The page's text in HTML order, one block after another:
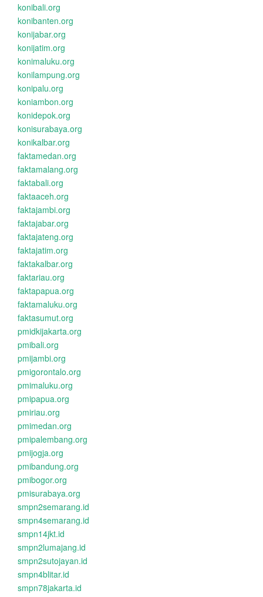
konibali.org
konibanten.org
konijabar.org
konijatim.org
konimaluku.org
konilampung.org
konipalu.org
koniambon.org
konidepok.org
konisurabaya.org
konikalbar.org
faktamedan.org
faktamalang.org
faktabali.org
faktaaceh.org
faktajambi.org
faktajabar.org
faktajateng.org
faktajatim.org
faktakalbar.org
faktariau.org
faktapapua.org
faktamaluku.org
faktasumut.org
pmidkijakarta.org
pmibali.org
pmijambi.org
pmigorontalo.org
pmimaluku.org
pmipapua.org
pmiriau.org
pmimedan.org
pmipalembang.org
pmijogja.org
pmibandung.org
pmibogor.org
pmisurabaya.org
smpn2semarang.id
smpn4semarang.id
smpn14jkt.id
smpn2lumajang.id
smpn2sutojayan.id
smpn4blitar.id
smpn78jakarta.id